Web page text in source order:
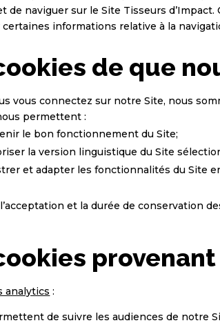
de naviguer sur le Site Tisseurs
informations relative à la
de que
vous connectez sur notre Site, nous
permettent :
le bon fonctionnement du Site;
la version linguistique du Site
et adapter les fonctionnalités du Site
et la durée de conservation
analytics :
de suivre les audiences de notre